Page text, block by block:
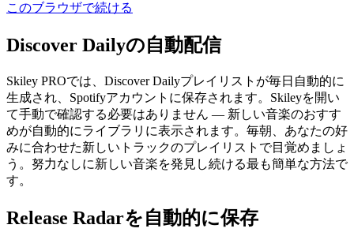
このブラウザで続ける
Discover Dailyの自動配信
Skiley PROでは、Discover Dailyプレイリストが毎日自動的に
生成され、Spotifyアカウントに保存されます。Skileyを開い
て手動で確認する必要はありません — 新しい音楽のおすす
めが自動的にライブラリに表示されます。毎朝、あなたの好
みに合わせた新しいトラックのプレイリストで目覚めましょ
う。努力なしに新しい音楽を発見し続ける最も簡単な方法で
す。
Release Radarを自動的に保存